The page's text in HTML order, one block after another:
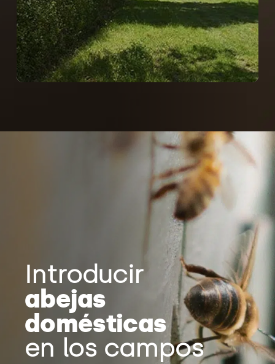
Introducir
abejas
domésticas
en los campos